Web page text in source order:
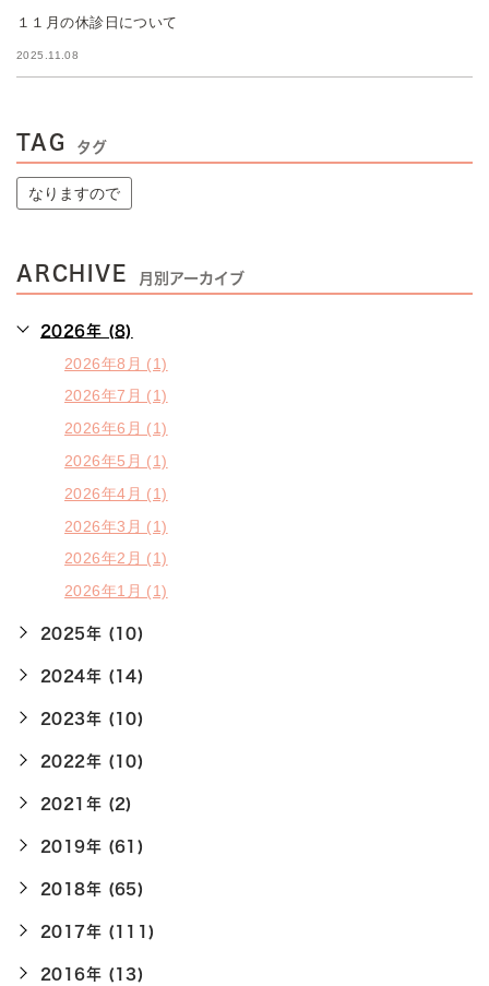
１１月の休診日について
2025.11.08
TAG タグ
なりますので
ARCHIVE 月別アーカイブ
2026年 (8)
2026年8月 (1)
2026年7月 (1)
2026年6月 (1)
2026年5月 (1)
2026年4月 (1)
2026年3月 (1)
2026年2月 (1)
2026年1月 (1)
2025年 (10)
2024年 (14)
2023年 (10)
2022年 (10)
2021年 (2)
2019年 (61)
2018年 (65)
2017年 (111)
2016年 (13)